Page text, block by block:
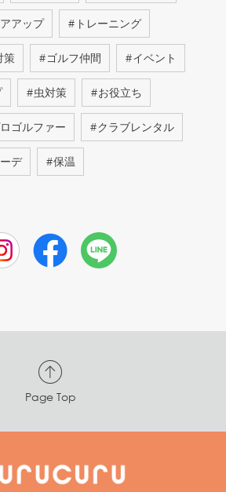
アップ # トレーニング
策 #ゴルフ仲間 #イベント
#虫対策 #お役立ち
ゴルファー #クラブレンタル
デ #保温
Page Top